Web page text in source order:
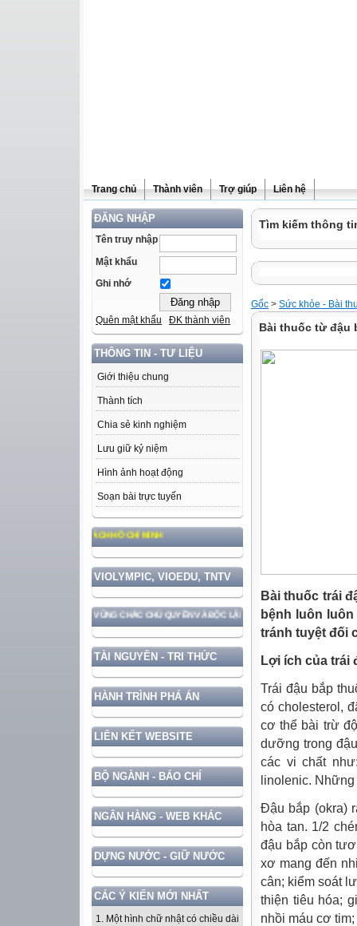
Trang chủ Thành viên Trợ giúp Liên hệ
ĐĂNG NHẬP
Tên truy nhập
Mật khẩu
Ghi nhớ
Quên mật khẩu ĐK thành viên
THÔNG TIN - TƯ LIỆU
Giới thiệu chung
Thành tích
Chia sẻ kinh nghiệm
Lưu giữ kỷ niệm
Hình ảnh hoạt động
Soạn bài trực tuyến
ĐỨC, PHONG CÁCH HỒ CHÍ MINH
VIOLYMPIC, VIOEDU, TNTV
VỚI BẢO VỆ VỮNG CHẮC CHỦ QUYỀN VÀ ĐỘC LẬP DÂN TỘC!
TÀI NGUYÊN - TRI THỨC
HÀNH TRÌNH PHÁ ÁN
LIÊN KẾT WEBSITE
BỘ NGÀNH - BÁO CHÍ
NGÂN HÀNG - WEB KHÁC
DỰNG NƯỚC - GIỮ NƯỚC
CÁC Ý KIẾN MỚI NHẤT
1. Một hình chữ nhật có chiều dài
Tìm kiếm thông
Gốc > Sức khỏe - Bài
Bài thuốc từ đậu
Bài thuốc trái
bệnh luôn
tránh tuyệt đối
Lợi ích của trái
Trái đậu bắp
có cholesterol,
cơ thể bài trừ
dưỡng trong
các vi chất
linolenic.
Đậu bắp (okra)
hòa tan. 1/2
đậu bắp còn
xơ mang đến
cân; kiểm soát
thiện tiêu hóa;
nhồi máu cơ